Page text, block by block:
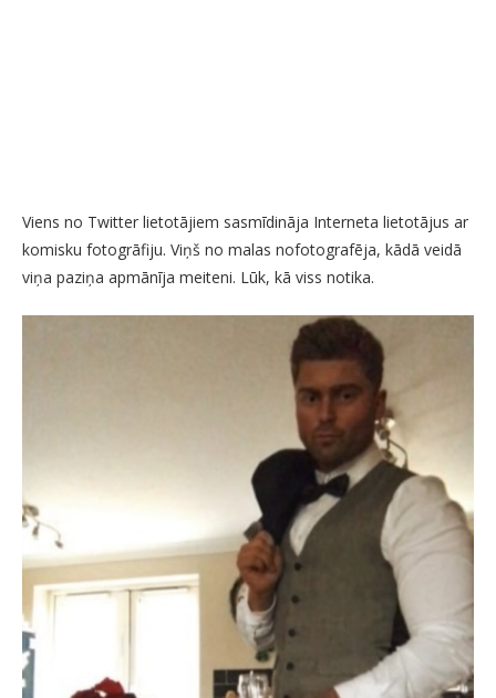
Viens no Twitter lietotājiem sasmīdināja Interneta lietotājus ar
komisku fotogrāfiju. Viņš no malas nofotografēja, kādā veidā
viņa paziņa apmānīja meiteni. Lūk, kā viss notika.